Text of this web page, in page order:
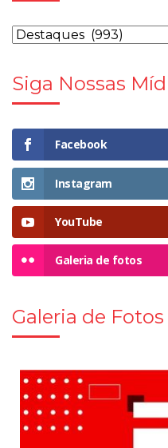
Siga Nossas
Facebook
Instagram
YouTube
Galeria de fotos
Galeria de Fotos